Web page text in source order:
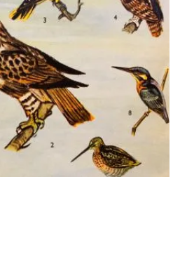
Tilføj
som
favorit